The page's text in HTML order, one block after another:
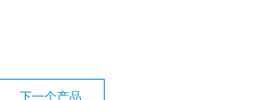
下一个产品